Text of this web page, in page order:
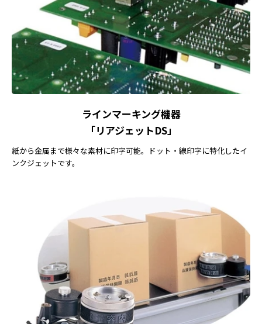
ラインマーキング機器
「リアジェットDS」
紙から金属まで様々な素材に印字可能。ドット・線印字に特化したイ
ンクジェットです。